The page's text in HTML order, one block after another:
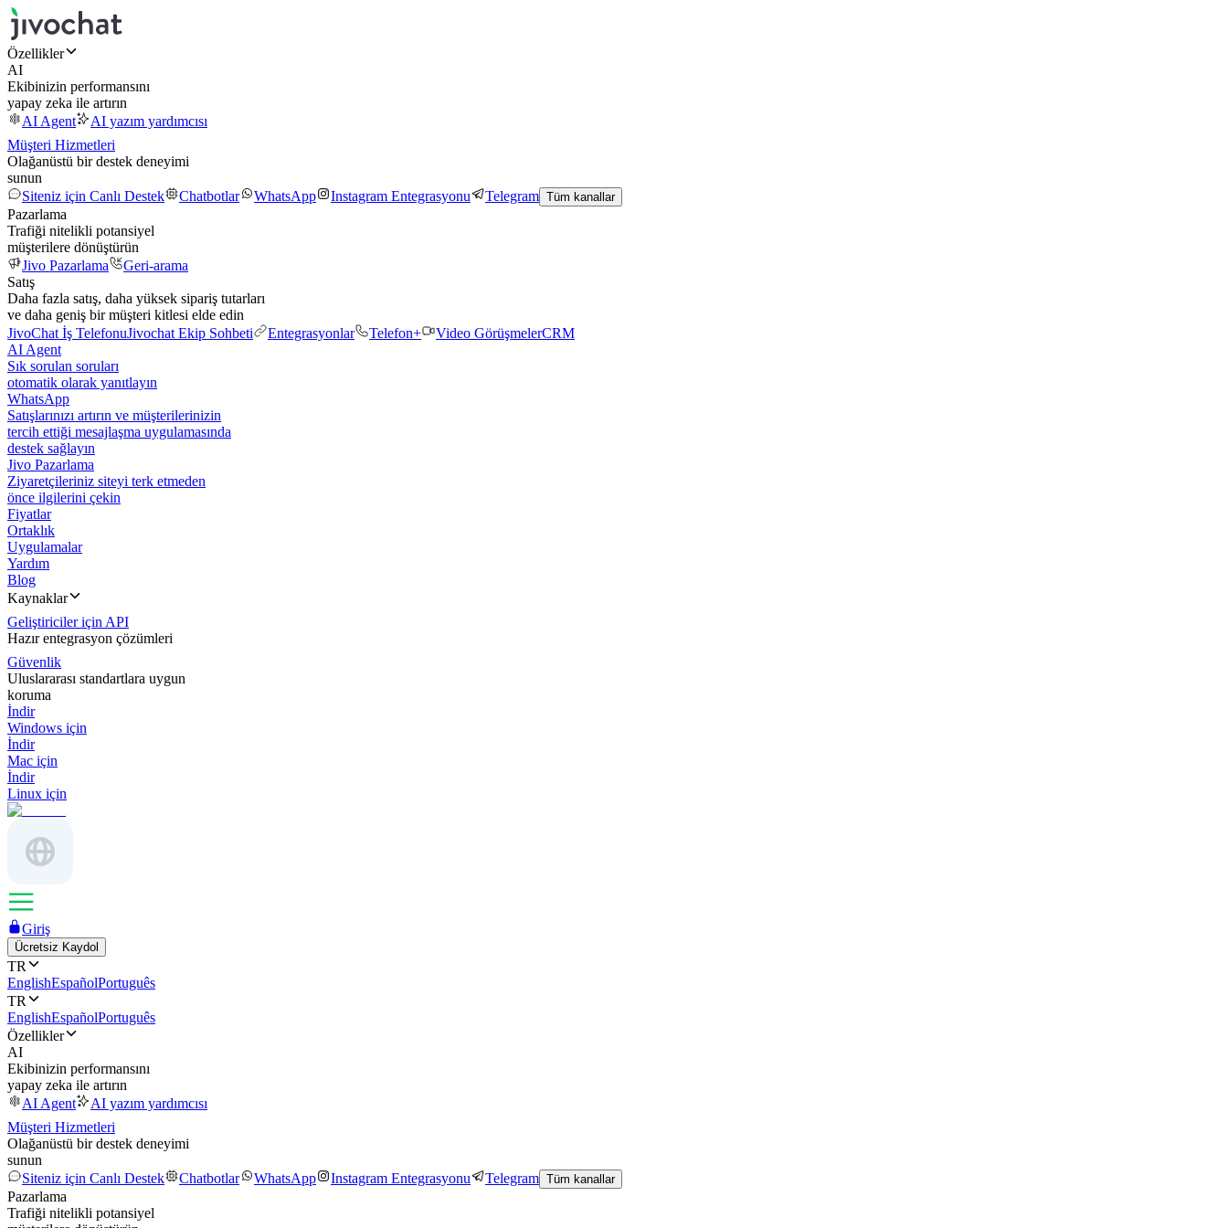
Özellikler
AI
Ekibinizin performansını
yapay zeka ile artırın
AI Agent
AI yazım yardımcısı
Müşteri Hizmetleri
Olağanüstü bir destek deneyimi
sunun
Siteniz için Canlı Destek
Chatbotlar WhatsApp Instagram Entegrasyonu Telegram Tüm kanallar
Pazarlama
Trafiği nitelikli potansiyel
müşterilere dönüştürün
Jivo Pazarlama
Geri-arama
Satış
Daha fazla satış, daha yüksek sipariş tutarları
ve daha geniş bir müşteri kitlesi elde edin
JivoChat İş TelefonuJivochat Ekip Sohbeti Entegrasyonlar Telefon+ Video GörüşmelerCRM
AI Agent
Sık sorulan soruları
otomatik olarak yanıtlayın
WhatsApp
Satışlarınızı artırın ve müşterilerinizin
tercih ettiği mesajlaşma uygulamasında
destek sağlayın
Jivo Pazarlama
Ziyaretçileriniz siteyi terk etmeden
önce ilgilerini çekin
Fiyatlar
Ortaklık
Uygulamalar
Yardım
Blog
Kaynaklar
Geliştiriciler için API
Hazır entegrasyon çözümleri
Güvenlik
Uluslararası standartlara uygun
koruma
İndir
Windows için
İndir
Mac için
İndir
Linux için
Giriş
Ücretsiz Kaydol
TR
EnglishEspañolPortuguês
TR
EnglishEspañolPortuguês
Özellikler
AI
Ekibinizin performansını
yapay zeka ile artırın
AI Agent
AI yazım yardımcısı
Müşteri Hizmetleri
Olağanüstü bir destek deneyimi
sunun
Siteniz için Canlı Destek
Chatbotlar WhatsApp Instagram Entegrasyonu Telegram Tüm kanallar
Pazarlama
Trafiği nitelikli potansiyel